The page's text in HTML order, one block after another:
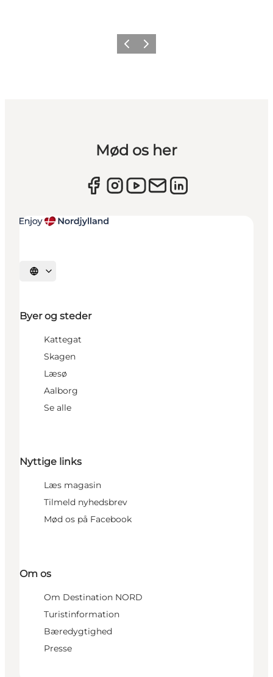
ForrigeNæste
Mød os her
Vælg sprog
Byer og steder
Kattegat
Skagen
Læsø
Aalborg
Se alle
Nyttige links
Læs magasin
Tilmeld nyhedsbrev
Mød os på Facebook
Om os
Om Destination NORD
Turistinformation
Bæredygtighed
Presse